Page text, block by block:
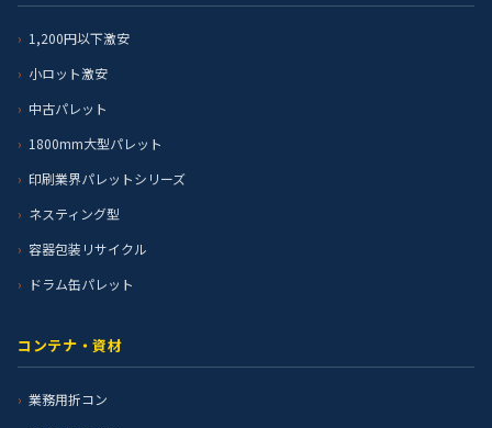
1,200円以下激安
小ロット激安
中古パレット
1800mm大型パレット
印刷業界パレットシリーズ
ネスティング型
容器包装リサイクル
ドラム缶パレット
コンテナ・資材
業務用折コン